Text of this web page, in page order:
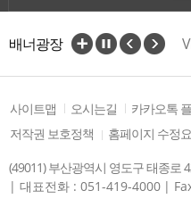
배너광장
사이트맵 오시는길 카카오톡
저작권 보호정책
홈페이지 수정
(49011) 부산광역시 영도구 태종로
| 대표전화 : 051-419-4000 |